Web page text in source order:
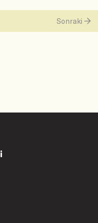
Sonraki